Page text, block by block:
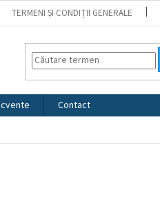
TERMENI ȘI CONDIȚII GENERALE
Contact